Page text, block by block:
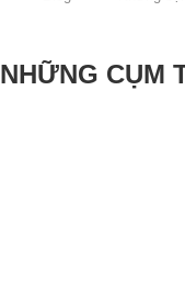
NHỮNG CỤM